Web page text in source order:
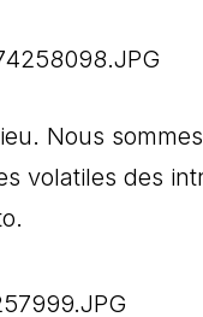
Nous
volatiles des